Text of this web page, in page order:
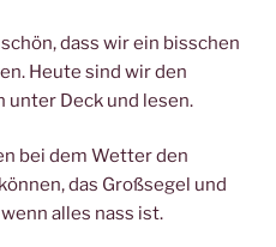
dass wir ein bisschen
Heute sind wir den
unter Deck und lesen.
bei dem Wetter den
das Großsegel und
alles nass ist.